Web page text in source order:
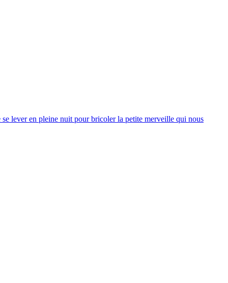
lever en pleine nuit pour bricoler la petite merveille qui nous